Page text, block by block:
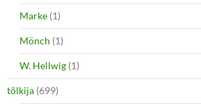
Marke (1)
Mönch (1)
W. Hellwig (1)
tõlkija (699)